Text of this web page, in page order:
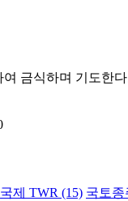
금식하며 기도
국제 TWR (15) 국토종